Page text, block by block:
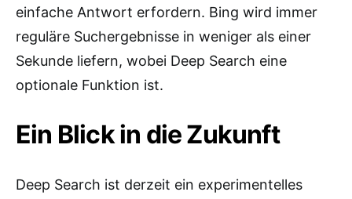
einfache Antwort erfordern. Bing wird immer
reguläre Suchergebnisse in weniger als einer
Sekunde liefern, wobei Deep Search eine
optionale Funktion ist.
Ein Blick in die Zukunft
Deep Search ist derzeit ein experimentelles